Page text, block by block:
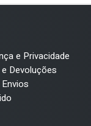
e Privacidade
Devoluções